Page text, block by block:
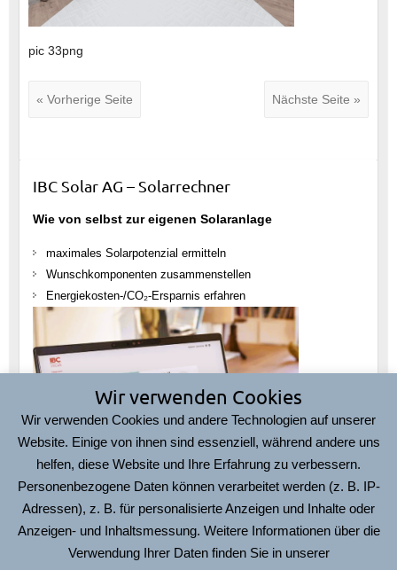
pic 33png
« Vorherige Seite Nächste Seite »
IBC Solar AG – Solarrechner
Wie von selbst zur eigenen Solaranlage
maximales Solarpotenzial ermitteln
Wunschkomponenten zusammenstellen
Energiekosten-/CO₂-Ersparnis erfahren
Hier geht’s zumIBC Solarrechner
Wir verwenden Cookies
Wir verwenden Cookies und andere Technologien auf unserer
Website. Einige von ihnen sind essenziell, während andere uns
helfen, diese Website und Ihre Erfahrung zu verbessern.
Personenbezogene Daten können verarbeitet werden (z. B. IP-
Adressen), z. B. für personalisierte Anzeigen und Inhalte oder
Anzeigen- und Inhaltsmessung. Weitere Informationen über die
Verwendung Ihrer Daten finden Sie in unserer